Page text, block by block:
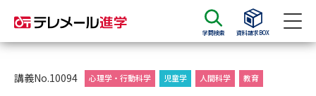
学問検索 資料請求BOX
資料請求 資料検索
講義No.10094 心理学・行動科学 児童学 人間科学 教育